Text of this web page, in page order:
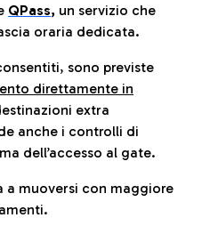
QPass, un servizio che
oraria dedicata.
sono previste
direttamente in
extra
anche i controlli di
dell’accesso al gate.
a muoversi con maggiore